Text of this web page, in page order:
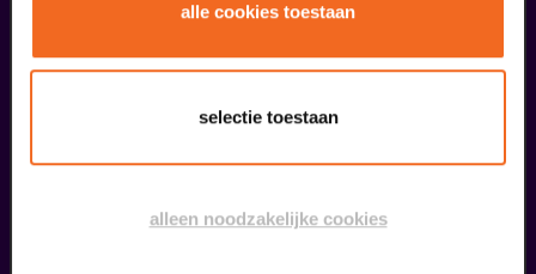
alle cookies toestaan
selectie toestaan
alleen noodzakelijke cookies